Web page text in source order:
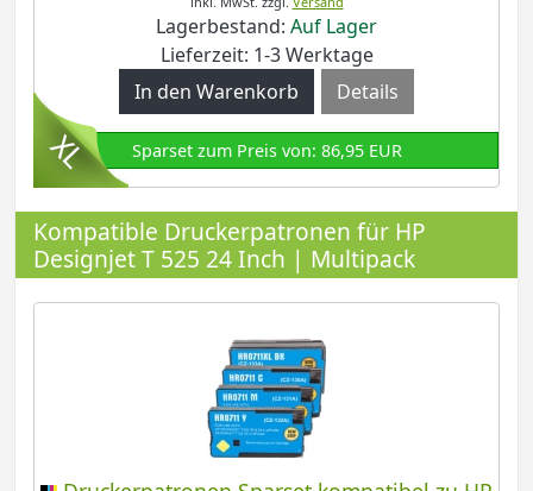
Lagerbestand: Auf Lager
Lieferzeit: 1-3 Werktage
Details
Sparset zum Preis von: 86,95 EUR
Kompatible Druckerpatronen für HP
Designjet T 525 24 Inch | Multipack